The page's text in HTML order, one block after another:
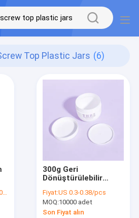
Top Plastic Jars (6)
300g Geri
Dönüştürülebilir
Plastik Krem
Kavanoz Vücut
Makyajı İçin
Fiyat:US 0.3-0.38/pcs
MOQ:10000 adet
Son Fiyat alın